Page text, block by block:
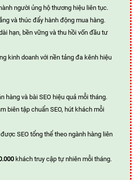
người ủng hộ thương hiệu liên tục.
và thúc đẩy hành động mua hàng.
hạn, bền vững và thu hồi vốn đầu tư
kinh doanh với nền tảng đa kênh hiệu
hàng và bài SEO hiệu quả mỗi tháng.
biên tập chuẩn SEO, hút khách mỗi
SEO tổng thể theo ngành hàng liên
khách truy cập tự nhiên mỗi tháng.